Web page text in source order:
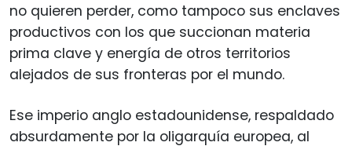
no quieren perder, como tampoco sus enclaves
productivos con los que succionan materia
prima clave y energía de otros territorios
alejados de sus fronteras por el mundo.
Ese imperio anglo estadounidense, respaldado
absurdamente por la oligarquía europea, al